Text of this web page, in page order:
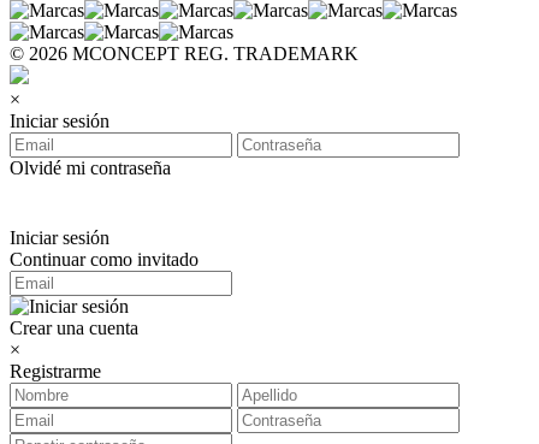
© 2026 MCONCEPT REG. TRADEMARK
×
Iniciar sesión
Olvidé mi contraseña
Iniciar sesión
Continuar como invitado
Crear una cuenta
×
Registrarme